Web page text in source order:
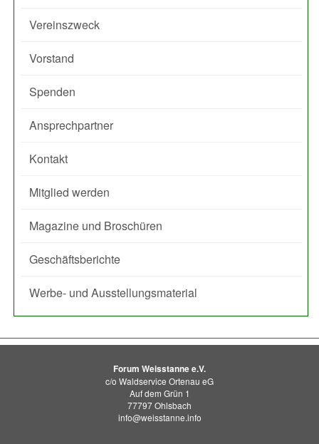
Vereinszweck
Vorstand
Spenden
Ansprechpartner
Kontakt
Mitglied werden
Magazine und Broschüren
Geschäftsberichte
Werbe- und Ausstellungsmaterial
Forum Weisstanne e.V.
c/o Waldservice Ortenau eG
Auf dem Grün 1
77797 Ohlsbach
info@weisstanne.info